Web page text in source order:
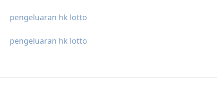
pengeluaran hk lotto
pengeluaran hk lotto